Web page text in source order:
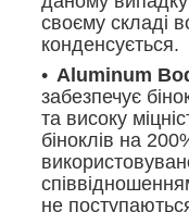
своєму складі
конденсується.
Aluminum
забезпечує
та високу
біноклів на
не